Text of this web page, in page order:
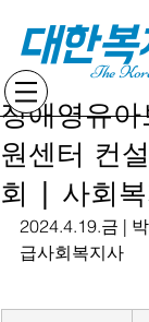
대한복
The
장애영유
원센터 컨
회 | 사회
2024.4.19.금 |
급사회복지사